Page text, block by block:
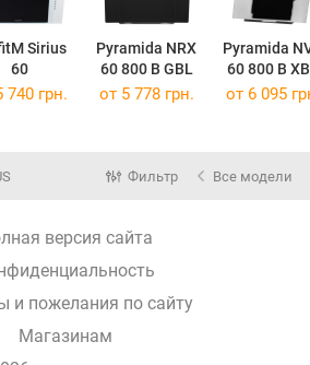
Sirius
60
Pyramida NRX
60 800 B GBL
Pyramida
60 800 B
740 грн. от 5 778 грн. от 6 095
Фильтр Все модели
версия сайта
и пожелания по сайту
Магазинам